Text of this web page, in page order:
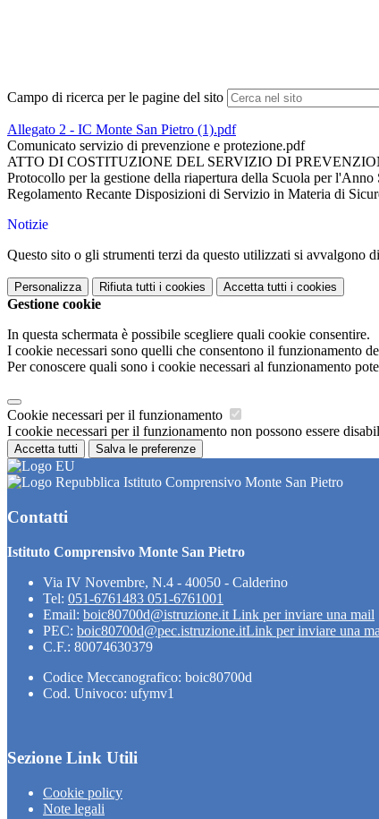
Campo di ricerca per le pagine del sito
Allegato 2 - IC Monte San Pietro (1).pdf
Comunicato servizio di prevenzione e protezione.pdf
ATTO DI COSTITUZIONE DEL SERVIZIO DI
Protocollo per la gestione della riapertura della Scuola per
Regolamento Recante Disposizioni di Servizio in Materia di
Notizie
Questo sito o gli strumenti terzi da questo utilizzati si avvalgono
Personalizza Rifiuta tutti i cookies Accetta tutti i cookies
Gestione cookie
In questa schermata è possibile scegliere quali cookie consentire.
I cookie necessari sono quelli che consentono il funzionamento
Per conoscere quali sono i cookie necessari al funzionamento
Cookie necessari per il funzionamento
I cookie necessari per il funzionamento non possono essere
Accetta tutti Salva le preferenze
Istituto Comprensivo Monte San Pietro
Contatti
Istituto Comprensivo Monte San Pietro
Via IV Novembre, N.4 - 40050 - Calderino
Tel: 051-6761483 051-6761001
Email: boic80700d@istruzione.it Link per inviare una mail
PEC: boic80700d@pec.istruzione.itLink per inviare una
C.F.: 80074630379
Codice Meccanografico: boic80700d
Cod. Univoco: ufymv1
Sezione Link Utili
Cookie policy
Note legali